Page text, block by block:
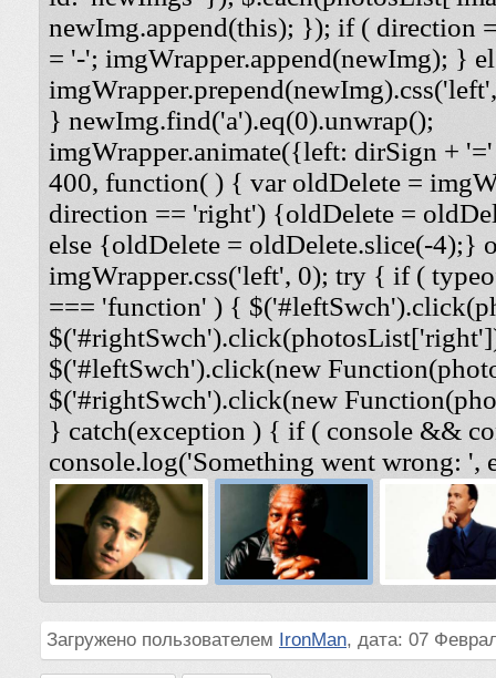
newImg.append(this); }); if ( direction
= '-'; imgWrapper.append(newImg); }
} newImg.find('a').eq(0).unwrap();
imgWrapper.animate({left: dirSign +
400, function( ) { var oldDelete =
direction == 'right') {oldDelete =
else {oldDelete = oldDelete.slice(-4);}
imgWrapper.css('left', 0); try { if (
=== 'function' ) {
$('#leftSwch').click(new
$('#rightSwch').click(new
} catch(exception ) { if ( console &&
console.log('Something went wrong:
Загружено пользователем IronMan, дата: 07